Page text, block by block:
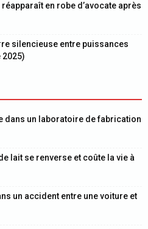
en robe d’avocate après
silencieuse entre puissances
dans un laboratoire de fabrication
lait se renverse et coûte la vie à
un accident entre une voiture et